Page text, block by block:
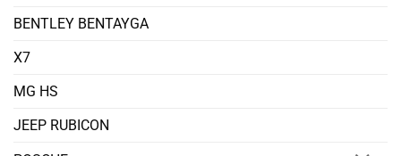
BENTLEY BENTAYGA
X7
MG HS
JEEP RUBICON